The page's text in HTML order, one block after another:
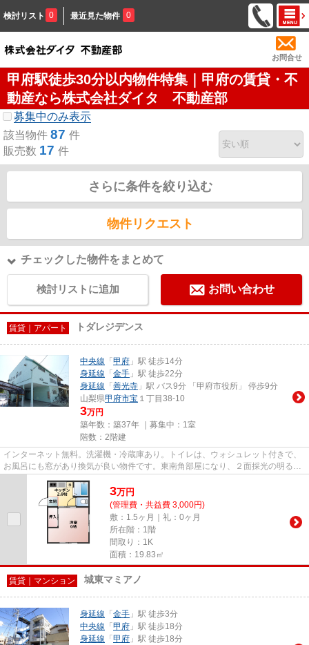
検討リスト 0 最近見た物件 0
お問合せ
甲府駅徒歩30分以内物件特集｜甲府の賃貸・不
動産なら株式会社ダイタ 不動産部
募集中のみ表示
該当物件 87 件
販売数 17 件
さらに条件を絞り込む
物件リクエスト
チェックした物件をまとめて
検討リストに追加 お問い合わせ
賃貸｜アパート トダレジデンス
中央線 「 甲府 」駅 徒歩14分
身延線 「 金手 」駅 徒歩22分
身延線 「 善光寺 」駅 バス9分 「甲府市役所」 停歩9分
山梨県甲府市宝 １丁目38-10
3万円
築年数：築37年 ｜募集中： 1室
階数：2階建
インターネット無料。洗濯機・冷蔵庫あり。トイレは、ウォシュレット付きで、
お風呂にも窓があり換気が良い物件です。東南角部屋になり、２面採光の明るい
お部屋です。
3万円
(管理費・共益費 3,000円)
敷：1.5ヶ月｜礼：0ヶ月
所在階：1階
間取り：1K
面積：19.83㎡
賃貸｜マンション 城東マミアノ
身延線 「 金手 」駅 徒歩3分
中央線 「 甲府 」駅 徒歩18分
身延線 「 甲府 」駅 徒歩18分